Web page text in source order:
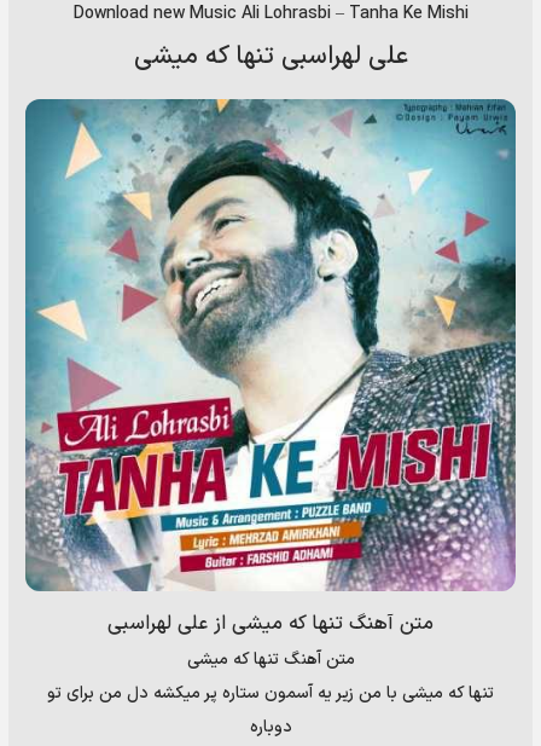
Download new Music Ali Lohrasbi– Tanha Ke Mishi
علی لهراسبی تنها که میشی
متن آهنگ تنها که میشی از علی لهراسبی
متن آهنگ تنها که میشی
تنها که میشی با من زیر یه آسمون ستاره پر میکشه دل من برای تو
دوباره